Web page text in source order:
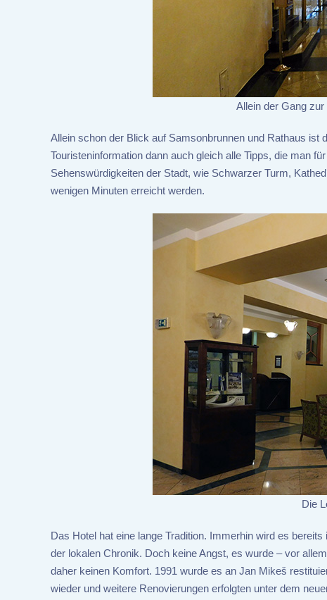
Allein der Gang
Allein schon der Blick auf Samsonbrunnen und Rathaus ist
Touristeninformation dann auch gleich alle Tipps, die man
Sehenswürdigkeiten der Stadt, wie Schwarzer Turm,
wenigen Minuten erreicht werden.
Die
Das Hotel hat eine lange Tradition. Immerhin wird es
der lokalen Chronik. Doch keine Angst, es wurde – vor
daher keinen Komfort. 1991 wurde es an Jan Mikeš
wieder und weitere Renovierungen erfolgten unter dem